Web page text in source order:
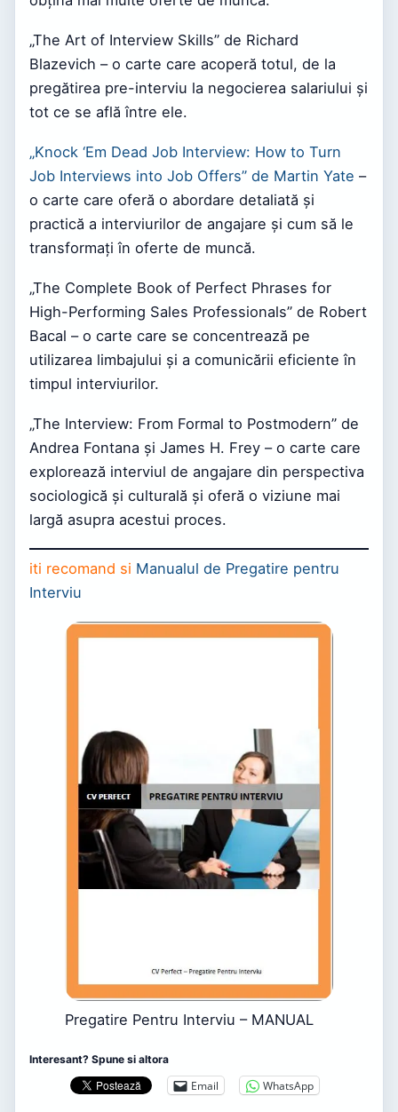
„The Art of Interview Skills” de Richard
Blazevich – o carte care acoperă totul, de la
pregătirea pre-interviu la negocierea salariului și
tot ce se află între ele.
„Knock ‘Em Dead Job Interview: How to Turn
Job Interviews into Job Offers” de Martin Yate –
o carte care oferă o abordare detaliată și
practică a interviurilor de angajare și cum să le
transformați în oferte de muncă.
„The Complete Book of Perfect Phrases for
High-Performing Sales Professionals” de Robert
Bacal – o carte care se concentrează pe
utilizarea limbajului și a comunicării eficiente în
timpul interviurilor.
„The Interview: From Formal to Postmodern” de
Andrea Fontana și James H. Frey – o carte care
explorează interviul de angajare din perspectiva
sociologică și culturală și oferă o viziune mai
largă asupra acestui proces.
iti recomand si Manualul de Pregatire pentru
Interviu
Pregatire Pentru Interviu – MANUAL
Interesant? Spune si altora
Email WhatsApp